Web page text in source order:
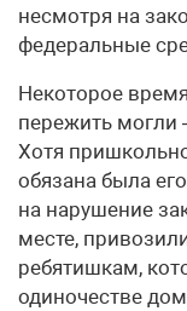
несмотря на
федеральные
Некоторое
пережить могли
Хотя
обязана была
на нарушение
месте,
ребятишкам,
одиночестве